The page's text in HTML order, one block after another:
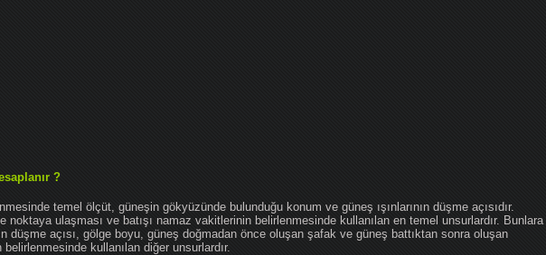
?
temel ölçüt, güneşin gökyüzünde bulunduğu konum ve güneş ışınlarının düşme açısıdır.
noktaya ulaşması ve batışı namaz vakitlerinin belirlenmesinde kullanılan en temel unsurlardır. Bunlara
düşme açısı, gölge boyu, güneş doğmadan önce oluşan şafak ve güneş battıktan sonra oluşan
belirlenmesinde kullanılan diğer unsurlardır.